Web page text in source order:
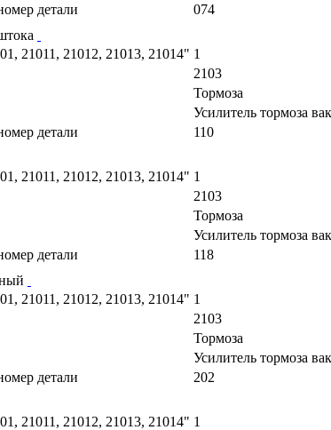
детали
074
21011, 21012, 21013, 21014" 1
2103
Тормоза
Усилитель тормоза
детали
110
21011, 21012, 21013, 21014" 1
2103
Тормоза
Усилитель тормоза
детали
118
21011, 21012, 21013, 21014" 1
2103
Тормоза
Усилитель тормоза
детали
202
21011, 21012, 21013, 21014" 1